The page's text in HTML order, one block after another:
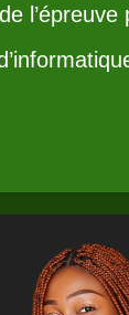
l’épreuve